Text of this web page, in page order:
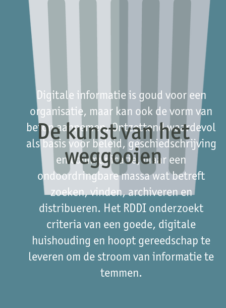
De kunst van het
weggooien
Digitale informatie is goud voor een
organisatie, maar kan ook de vorm van
beton aannemen. Ontzettend waardevol
als basis voor beleid, geschiedschrijving
en communicatie, maar een
ondoordringbare massa wat betreft
zoeken, vinden, archiveren en
distribueren. Het RDDI onderzoekt
criteria van een goede, digitale
huishouding en hoopt gereedschap te
leveren om de stroom van informatie te
temmen.